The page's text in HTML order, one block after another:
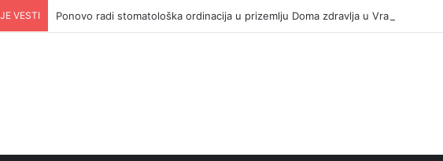
VESTI Ponovo radi stomatološka ordinacija u prizemlju Doma zdravlja u Vranju ( VIDEO)